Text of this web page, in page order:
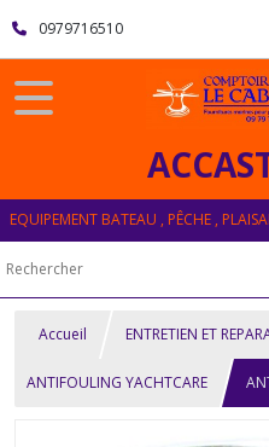
0979716510
Accueil ENTRETIEN ET
ANTIFOULING YACHTCARE